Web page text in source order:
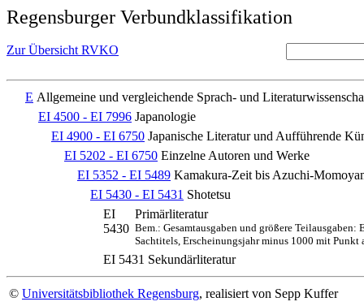
Regensburger Verbundklassifikation
Zur Übersicht RVKO
E Allgemeine und vergleichende Sprach- und
EI 4500 - EI 7996 Japanologie
EI 4900 - EI 6750 Japanische Literatur und Aufführende
EI 5202 - EI 6750 Einzelne Autoren und Werke
EI 5352 - EI 5489 Kamakura-Zeit bis Azuchi-
EI 5430 - EI 5431 Shotetsu
EI
5430
Primärliteratur
Bem.: Gesamtausgaben und größere
Sachtitels, Erscheinungsjahr minus 1000 mit Punkt
EI 5431 Sekundärliteratur
© Universitätsbibliothek Regensburg, realisiert von Sepp Kuffer